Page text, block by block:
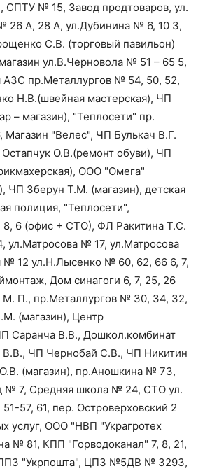
№ 15, Завод продтоваров, ул.
26 А, 28 А, ул.Дубинина № 6, 10 3,
С.В. (торговый павильон)
ул.В.Черновола № 51 – 65 5,
АЗС пр.Металлургов № 54, 50, 52,
Н.В.(швейная мастерская), ЧП
– магазин), "Теплосети" пр.
"Велес", ЧП Булькач В.Г.
О.В.(ремонт обуви), ЧП
ООО "Омега"
ЧП Зберун Т.М. (магазин), детская
полиция, "Теплосети",
8, 6 (офис + СТО), ФЛ Ракитина Т.С.
№ 17, ул.Матросова
№ 12 ул.Н.Лысенко № 60, 62, 66 6, 7,
Дом синагоги 6, 7, 25, 26
П., пр.Металлургов № 30, 34, 32,
(магазин), Центр
Саранча В.В., Дошкол.комбинат
ЧП Чернобай С.В., ЧП Никитин
(магазин), пр.Аношкина № 73,
№ 7, Средняя школа № 24, СТО ул.
57, 61, пер. Островерховский 2
услуг, ООО "НВП "Украгротех
№ 81, КПП "Горводоканал" 7, 8, 21,
"Укрпошта", ЦПЗ №5ДВ № 3293,